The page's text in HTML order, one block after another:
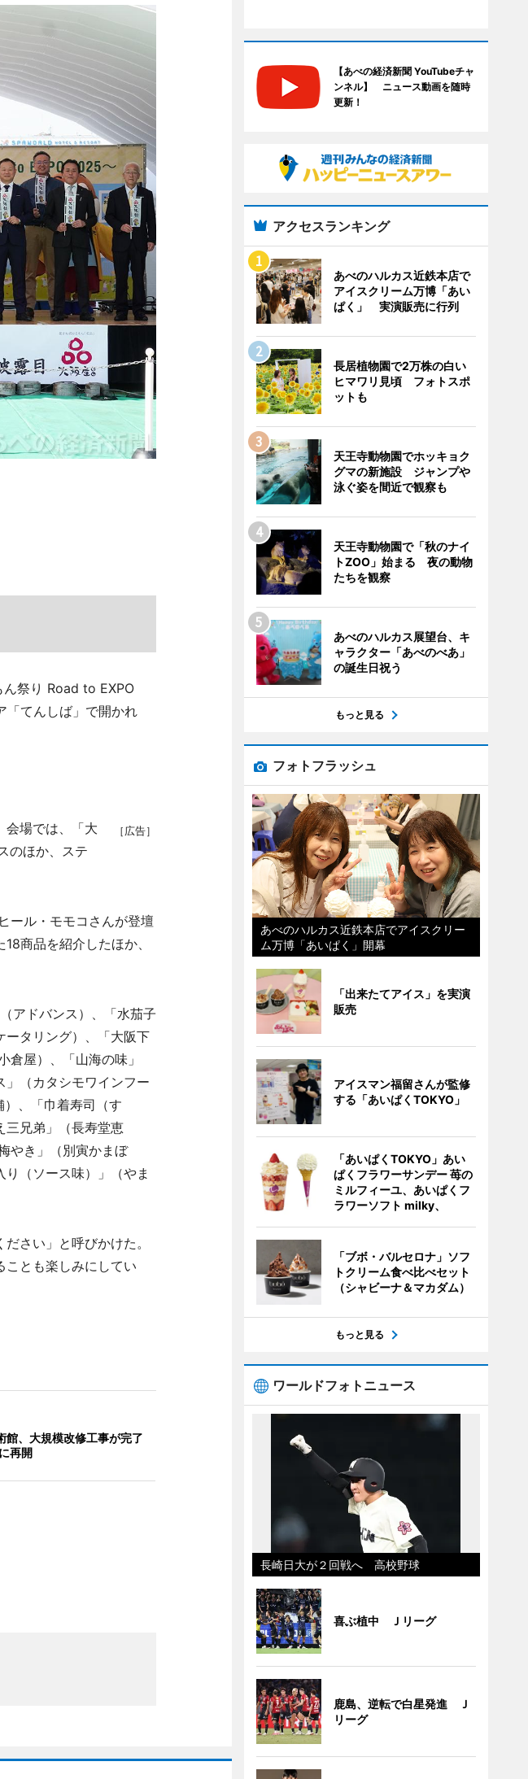
祭り Road to EXPO
「てんしば」で開かれ
［広告］
会場では、「大
のほか、ステ
ール・モモコさんが登壇
商品を紹介したほか、
アドバンス）、「水茄子
ータリング）、「大阪下
屋）、「山海の味」
」（カタシモワインフー
）、「巾着寿司（す
三兄弟」（長寿堂恵
やき」（別寅かまぼ
（ソース味）」（やま
さい」と呼びかけた。
ことも楽しみにしてい
館、大規模改修工事が完了
再開
【あべの経済新聞 YouTubeチャ
ンネル】 ニュース動画を随時
更新！
アクセスランキング
あべのハルカス近鉄本店で
アイスクリーム万博「あい
ぱく」 実演販売に行列
長居植物園で2万株の白い
ヒマワリ見頃 フォトスポ
ットも
天王寺動物園でホッキョク
グマの新施設 ジャンプや
泳ぐ姿を間近で観察も
天王寺動物園で「秋のナイ
トZOO」始まる 夜の動物
たちを観察
あべのハルカス展望台、キ
ャラクター「あべのべあ」
の誕生日祝う
もっと見る
フォトフラッシュ
あべのハルカス近鉄本店でアイスクリー
ム万博「あいぱく」開幕
「出来たてアイス」を実演
販売
アイスマン福留さんが監修
する「あいぱくTOKYO」
「あいぱくTOKYO」あい
ぱくフラワーサンデー 苺の
ミルフィーユ、あいぱくフ
ラワーソフト milky、
「ブボ・バルセロナ」ソフ
トクリーム食べ比べセット
（シャビーナ＆マカダム）
もっと見る
ワールドフォトニュース
長崎日大が２回戦へ 高校野球
喜ぶ植中 Ｊリーグ
鹿島、逆転で白星発進 Ｊ
リーグ